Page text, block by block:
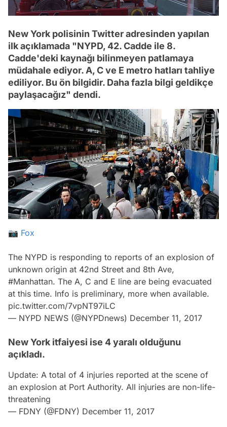
New York polisinin Twitter adresinden yapılan
ilk açıklamada "NYPD, 42. Cadde ile 8.
Cadde'deki kaynağı bilinmeyen patlamaya
müdahale ediyor. A, C ve E metro hatları tahliye
ediliyor. Bu ön bilgidir. Daha fazla bilgi geldikçe
paylaşacağız" dendi.
📷 Fox
The NYPD is responding to reports of an explosion of
unknown origin at 42nd Street and 8th Ave,
#Manhattan. The A, C and E line are being evacuated
at this time. Info is preliminary, more when available.
pic.twitter.com/7vpNT97iLC
— NYPD NEWS (@NYPDnews) December 11, 2017
New York itfaiyesi ise 4 yaralı olduğunu
açıkladı.
Update: A total of 4 injuries reported at the scene of
an explosion at Port Authority. All injuries are non-life-
threatening
— FDNY (@FDNY) December 11, 2017